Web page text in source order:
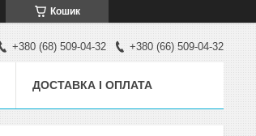
Кошик
+380 (68) 509-04-32 +380 (66) 509-04-32
ДОСТАВКА І ОПЛАТА